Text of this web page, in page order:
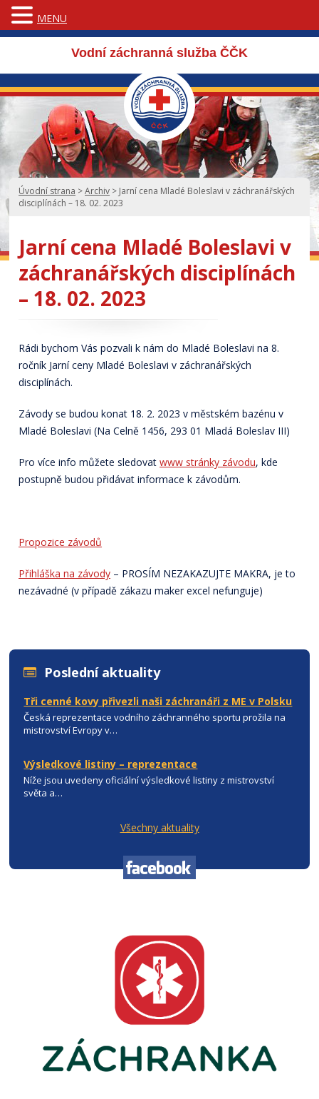
Vodní záchranná služba ČČK
Úvodní strana >Archiv > Jarní cena Mladé Boleslavi v záchranářských
disciplínách – 18. 02. 2023
Jarní cena Mladé Boleslavi v
záchranářských disciplínách
– 18. 02. 2023
Rádi bychom Vás pozvali k nám do Mladé Boleslavi na 8.
ročník Jarní ceny Mladé Boleslavi v záchranářských
disciplínách.
Závody se budou konat 18. 2. 2023 v městském bazénu v
Mladé Boleslavi (Na Celně 1456, 293 01 Mladá Boleslav III)
Pro více info můžete sledovatwww stránky závodu, kde
postupně budou přidávat informace k závodům.
Propozice závodů
Přihláška na závody – PROSÍM NEZAKAZUJTE MAKRA, je to
nezávadné (v případě zákazu maker excel nefunguje)
Poslední aktuality
Tři cenné kovy přivezli naši záchranáři z ME v Polsku
Česká reprezentace vodního záchranného sportu prožila na
mistrovství Evropy v…
Výsledkové listiny – reprezentace
Níže jsou uvedeny oficiální výsledkové listiny z mistrovství
světa a…
Všechny aktuality
MENU